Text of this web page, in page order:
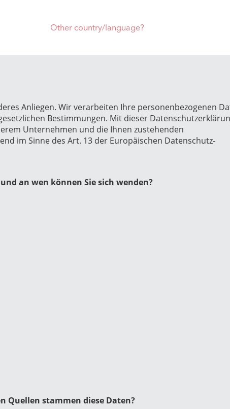
Other country/language?
Anliegen. Wir verarbeiten Ihre personenbezogenen
Bestimmungen. Mit dieser
Unternehmen und die Ihnen zustehenden
im Sinne des Art. 13 der Europäischen Datenschutz-
an wen können Sie sich wenden?
Quellen stammen diese Daten?